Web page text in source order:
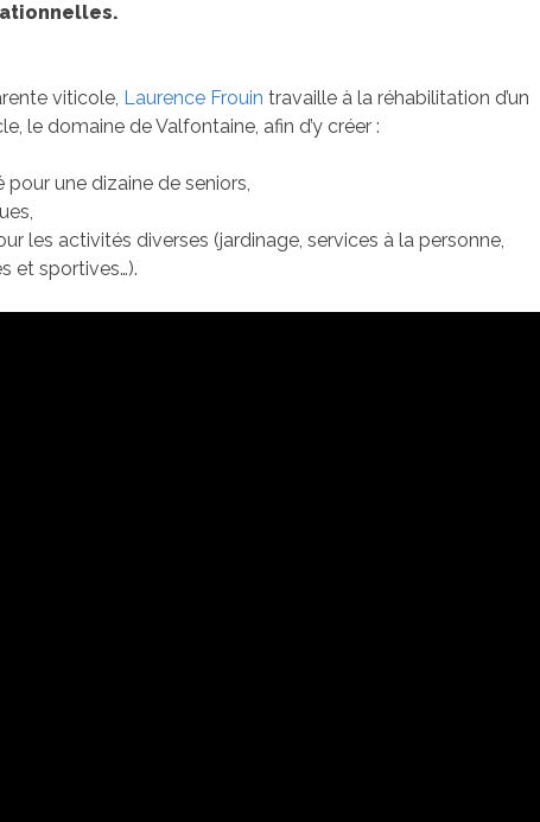
viticole, Laurence Frouin travaille à la réhabilitation d’un
le domaine de Valfontaine, afin d’y créer :
une dizaine de seniors,
les activités diverses (jardinage, services à la personne,
et sportives…).